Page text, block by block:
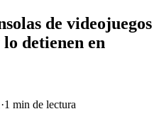
de videojuegos
detienen en
·1 min de lectura